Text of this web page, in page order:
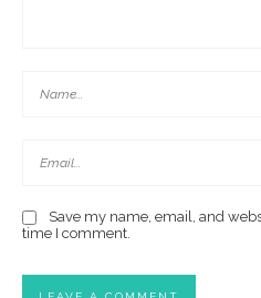
Save my name, email, and
time I comment.